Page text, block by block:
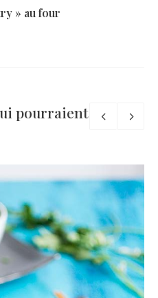
» au four
pourraient